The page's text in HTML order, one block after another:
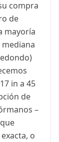
compra
de
mayoría
in a 45
de
–
o